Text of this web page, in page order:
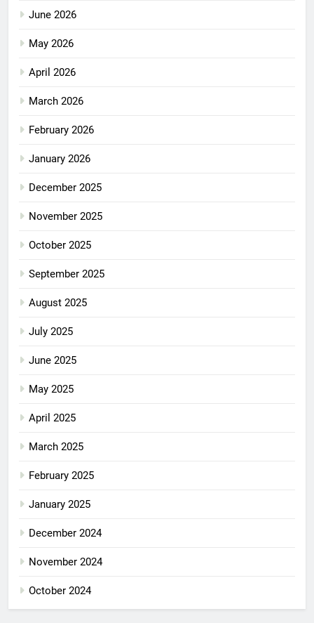
June 2026
May 2026
April 2026
March 2026
February 2026
January 2026
December 2025
November 2025
October 2025
September 2025
August 2025
July 2025
June 2025
May 2025
April 2025
March 2025
February 2025
January 2025
December 2024
November 2024
October 2024